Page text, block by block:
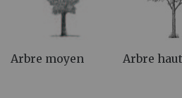
Arbre moyen Arbre